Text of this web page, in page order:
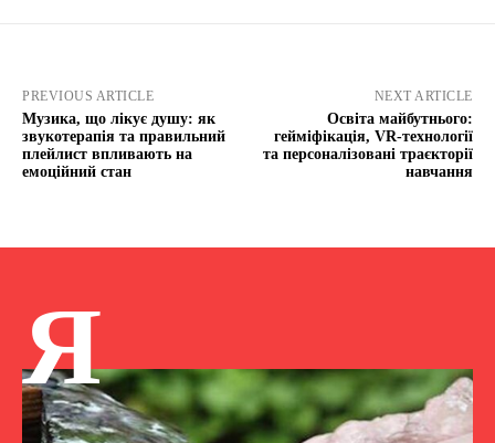
PREVIOUS ARTICLE
Музика, що лікує душу: як
звукотерапія та правильний
плейлист впливають на
емоційний стан
NEXT ARTICLE
Освіта майбутнього:
гейміфікація, VR-технології
та персоналізовані траєкторії
навчання
Я